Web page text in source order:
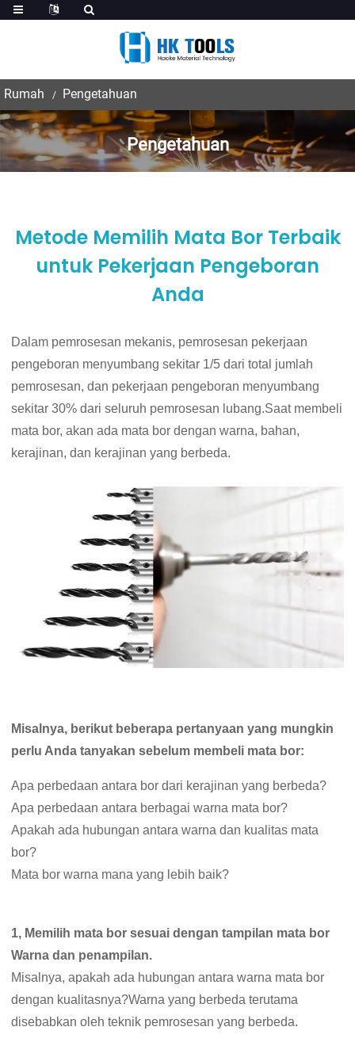
Rumah Pengetahuan
Pengetahuan
Metode Memilih Mata Bor Terbaik
untuk Pekerjaan Pengeboran
Anda
Dalam pemrosesan mekanis, pemrosesan pekerjaan
pengeboran menyumbang sekitar 1/5 dari total jumlah
pemrosesan, dan pekerjaan pengeboran menyumbang
sekitar 30% dari seluruh pemrosesan lubang.Saat membeli
mata bor, akan ada mata bor dengan warna, bahan,
kerajinan, dan kerajinan yang berbeda.
Misalnya, berikut beberapa pertanyaan yang mungkin
perlu Anda tanyakan sebelum membeli mata bor:
Apa perbedaan antara bor dari kerajinan yang berbeda?
Apa perbedaan antara berbagai warna mata bor?
Apakah ada hubungan antara warna dan kualitas mata
bor?
Mata bor warna mana yang lebih baik?
1, Memilih mata bor sesuai dengan tampilan mata bor
Warna dan penampilan.
Misalnya, apakah ada hubungan antara warna mata bor
dengan kualitasnya?Warna yang berbeda terutama
disebabkan oleh teknik pemrosesan yang berbeda.